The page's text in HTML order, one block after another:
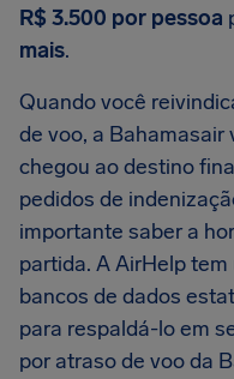
R$ 3.500 por pessoa
mais.
Quando você
de voo, a Bahamasair
chegou ao destino
pedidos de
importante saber a
partida. A AirHelp
bancos de dados
para respaldá-lo em
por atraso de voo da